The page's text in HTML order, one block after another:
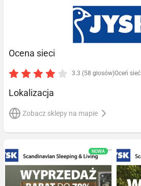
Ocena sieci
3.3 (58 głosów)Oceń sieć
Lokalizacja
Zobacz sklepy na mapie
NOWA